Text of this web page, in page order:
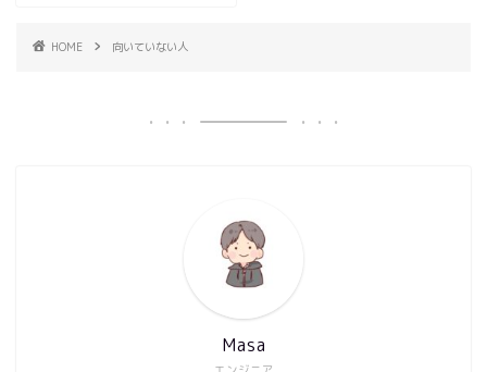
HOME 向いていない人
Masa